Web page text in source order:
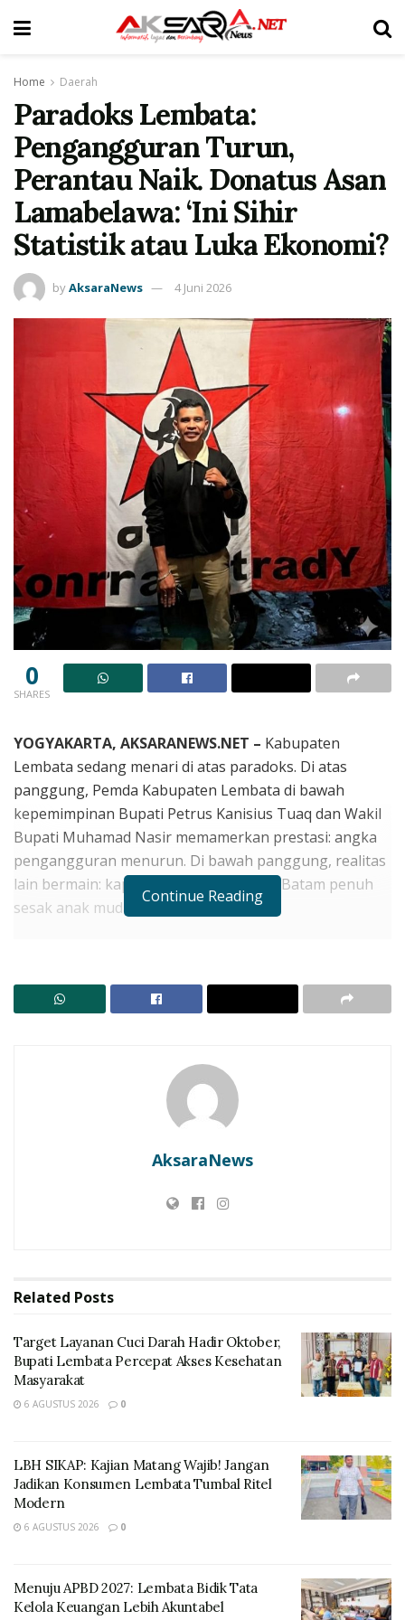
Home Daerah
Paradoks Lembata:
Pengangguran Turun,
Perantau Naik. Donatus Asan
Lamabelawa: ‘Ini Sihir
Statistik atau Luka Ekonomi?
byAksaraNews 4 Juni 2026
0
SHARES
YOGYAKARTA, AKSARANEWS.NET – Kabupaten
Lembata sedang menari di atas paradoks. Di atas
panggung, Pemda Kabupaten Lembata di bawah
kepemimpinan Bupati Petrus Kanisius Tuaq dan Wakil
Bupati Muhamad Nasir memamerkan prestasi: angka
pengangguran menurun. Di bawah panggung, realitas
lain bermain: kapal laut ke Kupang dan Batam penuh
sesak anak muda Lembata.
Cabang Yogyakarta yang juga mahasiswa Hukum di
Universitas Janabdra Yogyakarta.
Target Layanan Cuci Darah Hadir Oktober, Bupati
Lembata Percepat Akses Kesehatan Masyarakat
LBH SIKAP: Kajian Matang Wajib! Jangan Jadikan
Konsumen Lembata Tumbal Ritel Modern
bilang: perantauan naik karena harapan di kampung
“Angka bisa disulap. Pengangguran turun bukan selalu
Continue Reading
AksaraNews
Related Posts
Target Layanan Cuci Darah Hadir Oktober,
Bupati Lembata Percepat Akses Kesehatan
Masyarakat
6 AGUSTUS 2026 0
LBH SIKAP: Kajian Matang Wajib! Jangan
Jadikan Konsumen Lembata Tumbal Ritel
Modern
6 AGUSTUS 2026 0
Menuju APBD 2027: Lembata Bidik Tata
Kelola Keuangan Lebih Akuntabel